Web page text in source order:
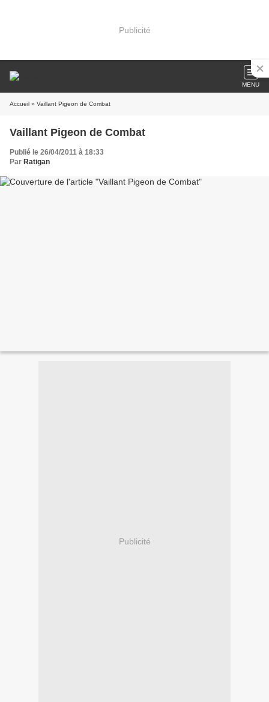
Publicité
MENU
Accueil » Vaillant Pigeon de Combat
Vaillant Pigeon de Combat
Publié le 26/04/2011 à 18:33
Par Ratigan
Publicité